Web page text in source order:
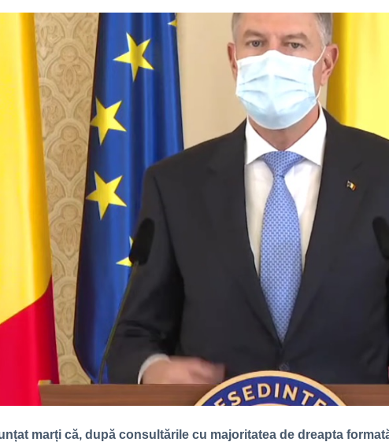
marți că, după consultările cu majoritatea de dreapta